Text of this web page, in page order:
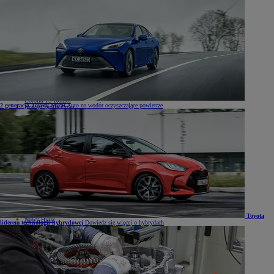
2 generacja Toyoty MiraiAuto na wodór oczyszczające powietrze
Toyota
liderem technologii hybrydowej Dowiedz się więcej o hybrydach
Samochody osobowe
Nowe Aygo X
Yaris
GR Yaris
Yaris Cross
Nowy Yaris Cross
Corolla TS Kombi
Nowa Corolla Cross
Toyota C-HR
Toyota C-HR Plug-in
Nowa Toyota C-HR+
Nowa Toyota bZ4X
Nowa Toyota bZ4X Touring
Prius
Mirai
Nowy RAV4
Land Cruiser
Nowy GR GT
Samochody dostawcze
Hilux
Nowy Hilux
Nowy Hilux Electric
PROACE Max
PROACE
PROACE Verso
PROACE CITY
PROACE CITY Verso
Samochody używane